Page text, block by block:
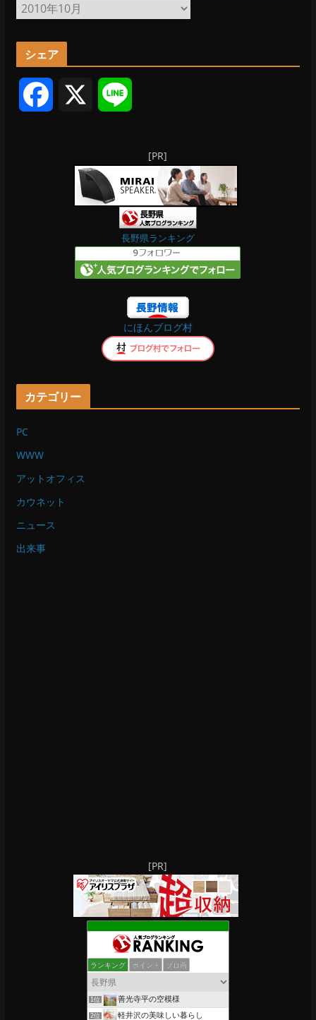
ア
ー
カ
ブ
シェア
n
e
[PR]
長野県ランキング
にほんブログ村
カテゴリー
PC
WWW
アットオフィス
カウネット
ニュース
出来事
[PR]
ランキング ポイント ブロ画
1位 善光寺平の空模様
2位 軽井沢の美味しい暮らし